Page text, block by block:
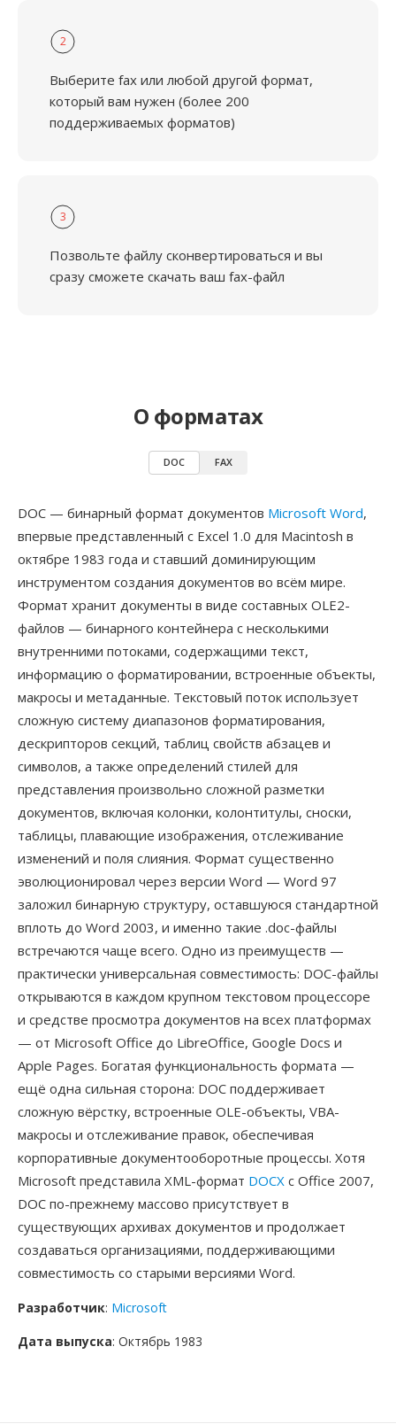
2
Выберите fax или любой другой формат,
который вам нужен (более 200
поддерживаемых форматов)
3
Позвольте файлу сконвертироваться и вы
сразу сможете скачать ваш fax-файл
О форматах
DOC FAX
DOC — бинарный формат документов Microsoft Word,
впервые представленный с Excel 1.0 для Macintosh в
октябре 1983 года и ставший доминирующим
инструментом создания документов во всём мире.
Формат хранит документы в виде составных OLE2-
файлов — бинарного контейнера с несколькими
внутренними потоками, содержащими текст,
информацию о форматировании, встроенные объекты,
макросы и метаданные. Текстовый поток использует
сложную систему диапазонов форматирования,
дескрипторов секций, таблиц свойств абзацев и
символов, а также определений стилей для
представления произвольно сложной разметки
документов, включая колонки, колонтитулы, сноски,
таблицы, плавающие изображения, отслеживание
изменений и поля слияния. Формат существенно
эволюционировал через версии Word — Word 97
заложил бинарную структуру, оставшуюся стандартной
вплоть до Word 2003, и именно такие .doc-файлы
встречаются чаще всего. Одно из преимуществ —
практически универсальная совместимость: DOC-файлы
открываются в каждом крупном текстовом процессоре
и средстве просмотра документов на всех платформах
— от Microsoft Office до LibreOffice, Google Docs и
Apple Pages. Богатая функциональность формата —
ещё одна сильная сторона: DOC поддерживает
сложную вёрстку, встроенные OLE-объекты, VBA-
макросы и отслеживание правок, обеспечивая
корпоративные документооборотные процессы. Хотя
Microsoft представила XML-формат DOCX с Office 2007,
DOC по-прежнему массово присутствует в
существующих архивах документов и продолжает
создаваться организациями, поддерживающими
совместимость со старыми версиями Word.
Разработчик: Microsoft
Дата выпуска: Октябрь 1983